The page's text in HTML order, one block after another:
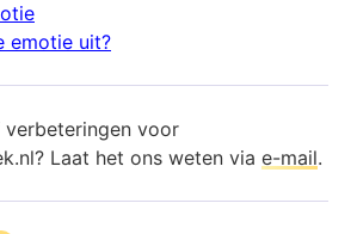
emotie uit?
verbeteringen voor
Laat het ons weten via e-mail.